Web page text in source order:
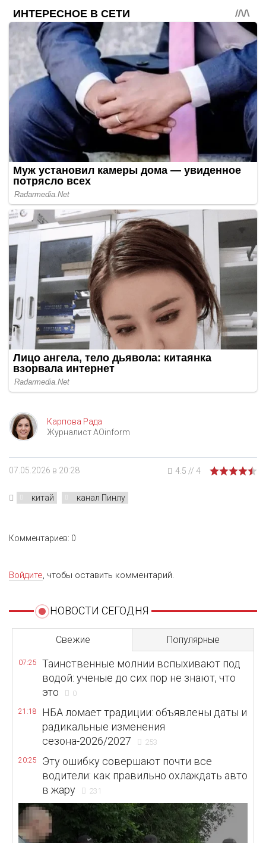
Карпова Рада
Журналист AOinform
07.05.2026 в 20:28 4.5 // 4
китай канал Пинлу
Комментариев: 0
Войдите, чтобы оставить комментарий.
НОВОСТИ СЕГОДНЯ
Свежие Популярные
07:25
Таинственные молнии вспыхивают под
водой: ученые до сих пор не знают, что
это
0
21:18
НБА ломает традиции: объявлены даты и
радикальные изменения
сезона-2026/2027
253
20:25
Эту ошибку совершают почти все
водители: как правильно охлаждать авто
в жару
231